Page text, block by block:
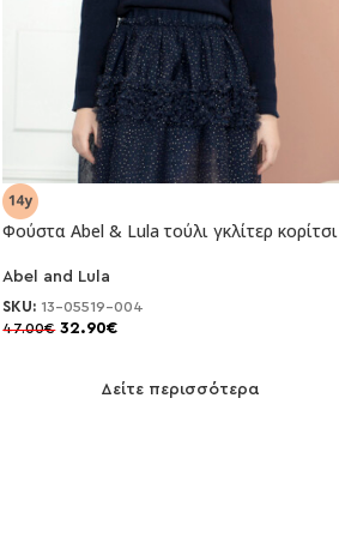
-30%
NEO
Φούστα Abel & Lula τούλι γκλίτερ κορίτσι
Abel and Lula
SKU: 13-05519-004
47.00€ 32.90€
Δείτε περισσότερα